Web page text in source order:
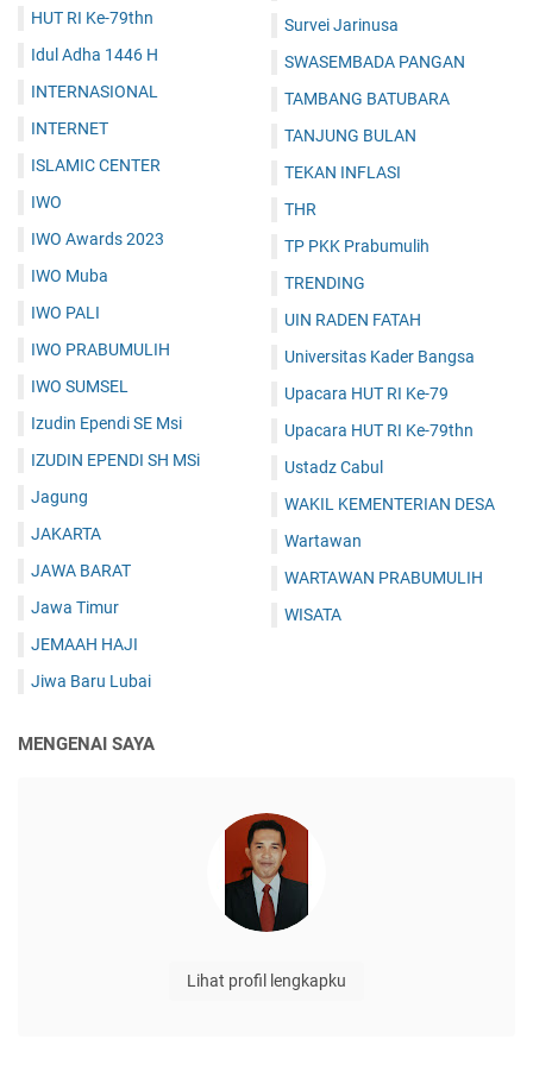
HUT RI Ke-79thn
Idul Adha 1446 H
INTERNASIONAL
INTERNET
ISLAMIC CENTER
IWO
IWO Awards 2023
IWO Muba
IWO PALI
IWO PRABUMULIH
IWO SUMSEL
Izudin Ependi SE Msi
IZUDIN EPENDI SH MSi
Jagung
JAKARTA
JAWA BARAT
Jawa Timur
JEMAAH HAJI
Jiwa Baru Lubai
Survei Jarinusa
SWASEMBADA PANGAN
TAMBANG BATUBARA
TANJUNG BULAN
TEKAN INFLASI
THR
TP PKK Prabumulih
TRENDING
UIN RADEN FATAH
Universitas Kader Bangsa
Upacara HUT RI Ke-79
Upacara HUT RI Ke-79thn
Ustadz Cabul
WAKIL KEMENTERIAN DESA
Wartawan
WARTAWAN PRABUMULIH
WISATA
MENGENAI SAYA
Lihat profil lengkapku